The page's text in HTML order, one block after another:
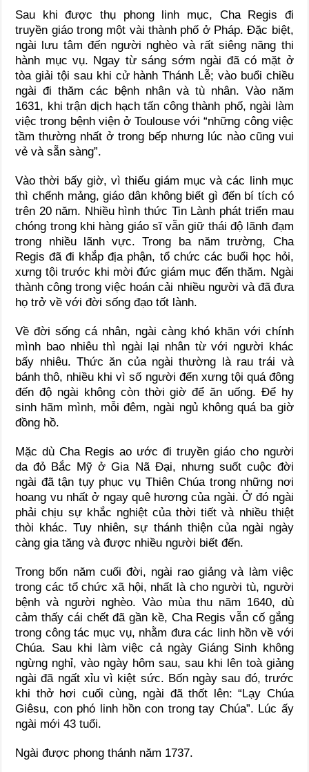
Sau khi được thụ phong linh mục, Cha Regis đi
truyền giáo trong một vài thành phố ở Pháp. Ðặc biệt,
ngài lưu tâm đến người nghèo và rất siêng năng thi
hành mục vụ. Ngay từ sáng sớm ngài đã có mặt ở
tòa giải tội sau khi cử hành Thánh Lễ; vào buổi chiều
ngài đi thăm các bệnh nhân và tù nhân. Vào năm
1631, khi trận dịch hạch tấn công thành phố, ngài làm
việc trong bệnh viện ở Toulouse với “những công việc
tầm thường nhất ở trong bếp nhưng lúc nào cũng vui
vẻ và sẵn sàng”.
Vào thời bấy giờ, vì thiếu giám mục và các linh mục
thì chểnh mảng, giáo dân không biết gì đến bí tích có
trên 20 năm. Nhiều hình thức Tin Lành phát triển mau
chóng trong khi hàng giáo sĩ vẫn giữ thái độ lãnh đạm
trong nhiều lãnh vực. Trong ba năm trường, Cha
Regis đã đi khắp địa phận, tổ chức các buổi học hỏi,
xưng tội trước khi mời đức giám mục đến thăm. Ngài
thành công trong việc hoán cải nhiều người và đã đưa
họ trở về với đời sống đạo tốt lành.
Về đời sống cá nhân, ngài càng khó khăn với chính
mình bao nhiêu thì ngài lại nhân từ với người khác
bấy nhiêu. Thức ăn của ngài thường là rau trái và
bánh thô, nhiều khi vì số người đến xưng tội quá đông
đến độ ngài không còn thời giờ để ăn uống. Ðể hy
sinh hãm mình, mỗi đêm, ngài ngủ không quá ba giờ
đồng hồ.
Mặc dù Cha Regis ao ước đi truyền giáo cho người
da đỏ Bắc Mỹ ở Gia Nã Ðại, nhưng suốt cuộc đời
ngài đã tận tụy phục vụ Thiên Chúa trong những nơi
hoang vu nhất ở ngay quê hương của ngài. Ở đó ngài
phải chịu sự khắc nghiệt của thời tiết và nhiều thiệt
thòi khác. Tuy nhiên, sự thánh thiện của ngài ngày
càng gia tăng và được nhiều người biết đến.
Trong bốn năm cuối đời, ngài rao giảng và làm việc
trong các tổ chức xã hội, nhất là cho người tù, người
bệnh và người nghèo. Vào mùa thu năm 1640, dù
cảm thấy cái chết đã gần kề, Cha Regis vẫn cố gắng
trong công tác mục vụ, nhằm đưa các linh hồn về với
Chúa. Sau khi làm việc cả ngày Giáng Sinh không
ngừng nghỉ, vào ngày hôm sau, sau khi lên toà giảng
ngài đã ngất xỉu vì kiệt sức. Bốn ngày sau đó, trước
khi thở hơi cuối cùng, ngài đã thốt lên: “Lạy Chúa
Giêsu, con phó linh hồn con trong tay Chúa”. Lúc ấy
ngài mới 43 tuổi.
Ngài được phong thánh năm 1737.